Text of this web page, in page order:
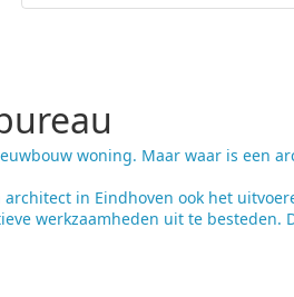
woning. Maar waar is een
in Eindhoven ook het
werkzaamheden uit te besteden.